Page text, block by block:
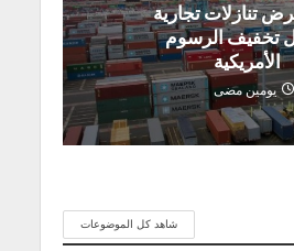
تنازلات تجارية
تخفيف الرسوم
الأمريكية
يومين مضى
شاهد كل الموضوعات